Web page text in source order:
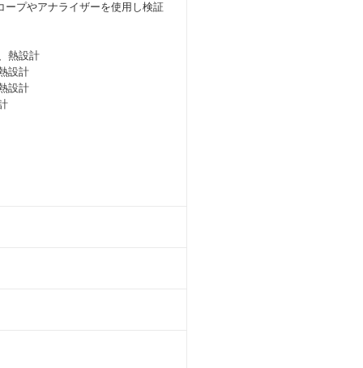
プやアナライザーを使用し検証
熱設計
設計
設計